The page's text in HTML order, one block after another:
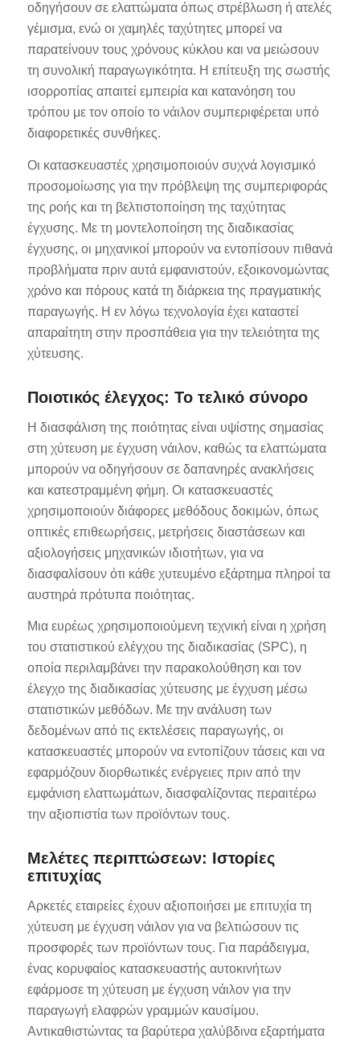
οδηγήσουν σε ελαττώματα όπως στρέβλωση ή ατελές
γέμισμα, ενώ οι χαμηλές ταχύτητες μπορεί να
παρατείνουν τους χρόνους κύκλου και να μειώσουν
τη συνολική παραγωγικότητα. Η επίτευξη της σωστής
ισορροπίας απαιτεί εμπειρία και κατανόηση του
τρόπου με τον οποίο το νάιλον συμπεριφέρεται υπό
διαφορετικές συνθήκες.
Οι κατασκευαστές χρησιμοποιούν συχνά λογισμικό
προσομοίωσης για την πρόβλεψη της συμπεριφοράς
της ροής και τη βελτιστοποίηση της ταχύτητας
έγχυσης. Με τη μοντελοποίηση της διαδικασίας
έγχυσης, οι μηχανικοί μπορούν να εντοπίσουν πιθανά
προβλήματα πριν αυτά εμφανιστούν, εξοικονομώντας
χρόνο και πόρους κατά τη διάρκεια της πραγματικής
παραγωγής. Η εν λόγω τεχνολογία έχει καταστεί
απαραίτητη στην προσπάθεια για την τελειότητα της
χύτευσης.
Ποιοτικός έλεγχος: Το τελικό σύνορο
Η διασφάλιση της ποιότητας είναι υψίστης σημασίας
στη χύτευση με έγχυση νάιλον, καθώς τα ελαττώματα
μπορούν να οδηγήσουν σε δαπανηρές ανακλήσεις
και κατεστραμμένη φήμη. Οι κατασκευαστές
χρησιμοποιούν διάφορες μεθόδους δοκιμών, όπως
οπτικές επιθεωρήσεις, μετρήσεις διαστάσεων και
αξιολογήσεις μηχανικών ιδιοτήτων, για να
διασφαλίσουν ότι κάθε χυτευμένο εξάρτημα πληροί τα
αυστηρά πρότυπα ποιότητας.
Μια ευρέως χρησιμοποιούμενη τεχνική είναι η χρήση
του στατιστικού ελέγχου της διαδικασίας (SPC), η
οποία περιλαμβάνει την παρακολούθηση και τον
έλεγχο της διαδικασίας χύτευσης με έγχυση μέσω
στατιστικών μεθόδων. Με την ανάλυση των
δεδομένων από τις εκτελέσεις παραγωγής, οι
κατασκευαστές μπορούν να εντοπίζουν τάσεις και να
εφαρμόζουν διορθωτικές ενέργειες πριν από την
εμφάνιση ελαττωμάτων, διασφαλίζοντας περαιτέρω
την αξιοπιστία των προϊόντων τους.
Μελέτες περιπτώσεων: Ιστορίες
επιτυχίας
Αρκετές εταιρείες έχουν αξιοποιήσει με επιτυχία τη
χύτευση με έγχυση νάιλον για να βελτιώσουν τις
προσφορές των προϊόντων τους. Για παράδειγμα,
ένας κορυφαίος κατασκευαστής αυτοκινήτων
εφάρμοσε τη χύτευση με έγχυση νάιλον για την
παραγωγή ελαφρών γραμμών καυσίμου.
Αντικαθιστώντας τα βαρύτερα χαλύβδινα εξαρτήματα